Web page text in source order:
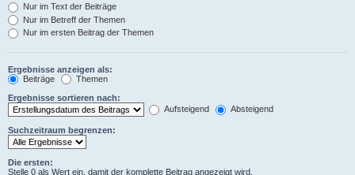
Nur im Text der Beiträge
Nur im Betreff der Themen
Nur im ersten Beitrag der Themen
Ergebnisse anzeigen als:
Beiträge
Themen
Ergebnisse sortieren nach:
Aufsteigend
Absteigend
Suchzeitraum begrenzen:
Die ersten:
Stelle 0 als Wert ein, damit der komplette Beitrag angezeigt wird.